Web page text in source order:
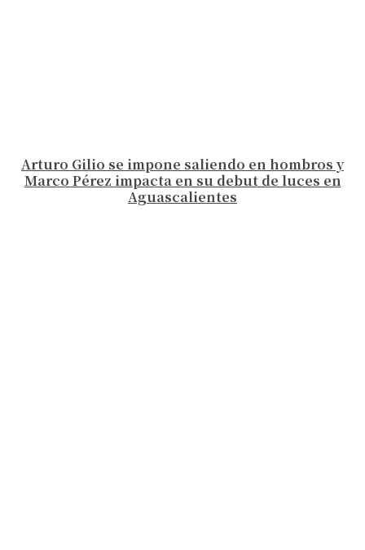
Arturo Gilio se impone saliendo en hombros y
Marco Pérez impacta en su debut de luces en
Aguascalientes